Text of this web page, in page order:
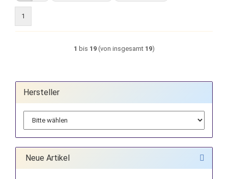
1
1 bis 19(von insgesamt 19)
Hersteller
Neue Artikel